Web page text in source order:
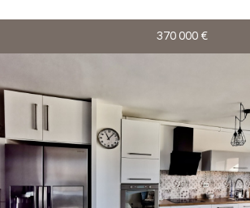
370 000 €